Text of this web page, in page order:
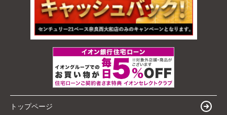
トップページ